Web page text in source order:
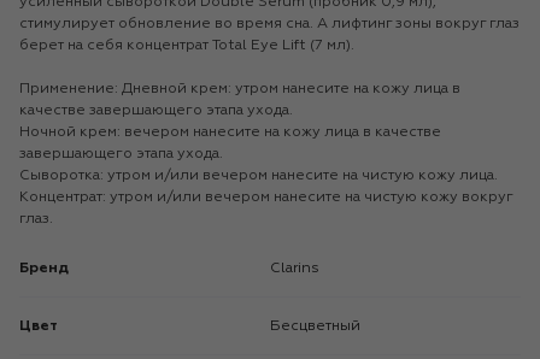
стимулирует обновление во время сна. А лифтинг зоны вокруг глаз
берет на себя концентрат Total Eye Lift (7 мл).
Применение: Дневной крем: утром нанесите на кожу лица в
качестве завершающего этапа ухода.
Ночной крем: вечером нанесите на кожу лица в качестве
завершающего этапа ухода.
Сыворотка: утром и/или вечером нанесите на чистую кожу лица.
Концентрат: утром и/или вечером нанесите на чистую кожу вокруг
глаз.
Бренд Clarins
Цвет Бесцветный